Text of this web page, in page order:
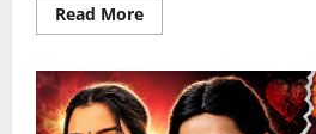
Read MoreRead
more
हसीना
की
दिल्ली